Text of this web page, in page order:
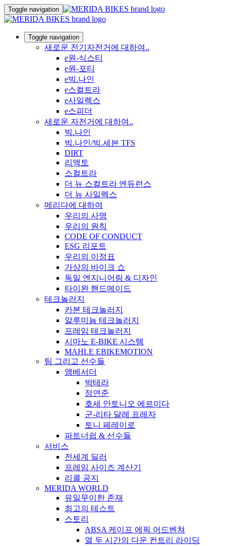
Toggle navigation
Toggle navigation
새로운 전기자전거에 대하여..
e원-식스티
e원-포티
e빅.나인
e스컬트라
e사일렉스
e스피더
새로운 자전거에 대하여..
빅.나인
빅.나인/빅.세븐 TFS
DIRT
리액토
스컬트라
더 뉴 스컬트라 엔듀런스
더 뉴 사일렉스
메리다에 대하여
우리의 사명
우리의 원칙
CODE OF CONDUCT
ESG 리포트
우리의 이정표
가상의 바이크 쇼
독일 엔지니어링 & 디자인
타이완 핸드메이드
테크놀러지
카본 테크놀러지
알루미늄 테크놀러지
프레임 테크놀러지
시마노 E-BIKE 시스템
MAHLE EBIKEMOTION
팀 그리고 선수들
앰베서더
박테라
정연준
호세 안토니오 에르미다
군-리타 달레 프레자
토니 페레이로
파트너쉽 & 선수들
서비스
전세계 딜러
프레임 사이즈 계산기
리콜 공지
MERIDA WORLD
유일무이한 존재
최고의 테스트
스토리
ABSA 케이프 에픽 어드벤쳐
열 두 시간의 다운 컨트리 라이딩